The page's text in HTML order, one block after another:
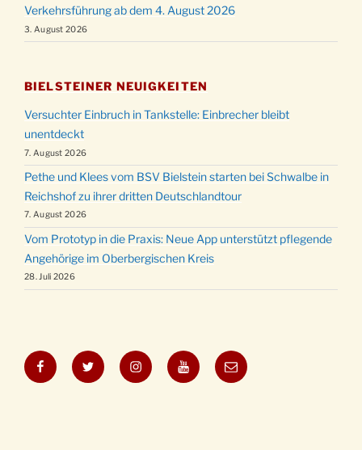
Verkehrsführung ab dem 4. August 2026
3. August 2026
BIELSTEINER NEUIGKEITEN
Versuchter Einbruch in Tankstelle: Einbrecher bleibt
unentdeckt
7. August 2026
Pethe und Klees vom BSV Bielstein starten bei Schwalbe in
Reichshof zu ihrer dritten Deutschlandtour
7. August 2026
Vom Prototyp in die Praxis: Neue App unterstützt pflegende
Angehörige im Oberbergischen Kreis
28. Juli 2026
FacebookTwitter InstagramYouTubeE-
Mail